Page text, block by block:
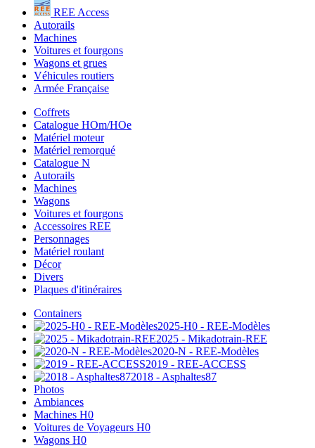
REE Access
Autorails
Machines
Voitures et fourgons
Wagons et grues
Véhicules routiers
Armée Française
Coffrets
Catalogue HOm/HOe
Matériel moteur
Matériel remorqué
Catalogue N
Autorails
Machines
Wagons
Voitures et fourgons
Accessoires REE
Personnages
Matériel roulant
Décor
Divers
Plaques d'itinéraires
Containers
2025-H0 - REE-Modèles
2025 - Mikadotrain-REE
2020-N - REE-Modèles
2019 - REE-ACCESS
2018 - Asphaltes87
Photos
Ambiances
Machines H0
Voitures de Voyageurs H0
Wagons H0